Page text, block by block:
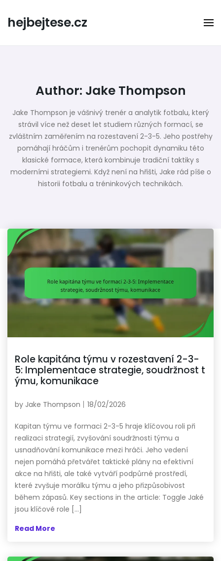
content
hejbejtese.cz
Author: Jake Thompson
Jake Thompson je vášnivý trenér a analytik fotbalu, který
strávil více než deset let studiem různých formací, se
zvláštním zaměřením na rozestavení 2-3-5. Jeho postřehy
pomáhají hráčům i trenérům pochopit dynamiku této
klasické formace, která kombinuje tradiční taktiky s
moderními strategiemi. Když není na hřišti, Jake rád píše o
historii fotbalu a tréninkových technikách.
Role kapitána týmu v rozestavení 2-3-
5: Implementace strategie, soudržnost t
ýmu, komunikace
by Jake Thompson 18/02/2026
Kapitan týmu ve formaci 2-3-5 hraje klíčovou roli při
realizaci strategií, zvyšování soudržnosti týmu a
usnadňování komunikace mezi hráči. Jeho vedení
nejen pomáhá přetvářet taktické plány na efektivní
akce na hřišti, ale také vytváří podpůrné prostředí,
které zvyšuje morálku týmu a jeho přizpůsobivost
během zápasů. Key sections in the article: Toggle Jaké
jsou klíčové role […]
Read More